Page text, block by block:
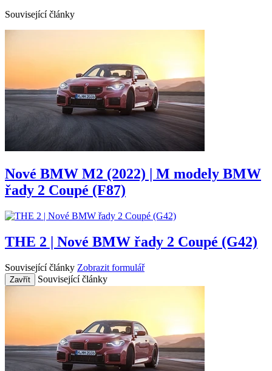
Související články
Nové BMW M2 (2022) | M modely BMW
řady 2 Coupé (F87)
THE 2 | Nové BMW řady 2 Coupé (G42)
Související články Zobrazit formulář
Zavřít Související články